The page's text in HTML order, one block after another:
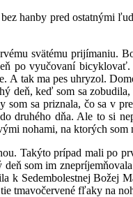
hanby pred ostatnými
svätému prijímaniu.
po vyučovaní
A tak ma pes uhryzol.
deň, keď som sa
som sa priznala, čo sa v
druhého dňa. Ale to si
nohami, na ktorých
Takýto prípad mali
som im
k Sedembolestnej
tmavočervené fľaky na